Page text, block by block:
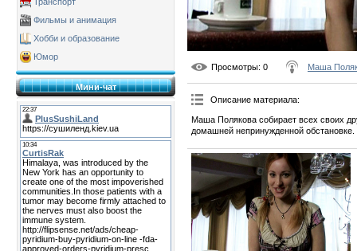
Фильмы и анимация
Хобби и образование
Юмор
Мини-чат
Просмотры: 0 Маша
Описание материала:
Маша Полякова собирает всех своих
домашней непринужденной обстановке.